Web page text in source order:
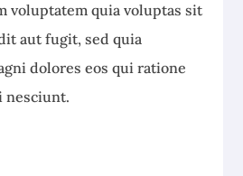
voluptatem quia voluptas sit
aut fugit, sed quia
dolores eos qui ratione
nesciunt.